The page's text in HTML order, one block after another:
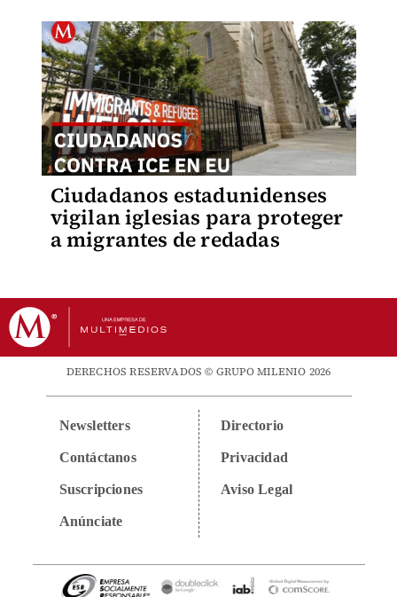
Ciudadanos estadunidenses
vigilan iglesias para proteger
a migrantes de redadas
DERECHOS RESERVADOS © GRUPO MILENIO 2026
Newsletters
Contáctanos
Suscripciones
Anúnciate
Directorio
Privacidad
Aviso Legal